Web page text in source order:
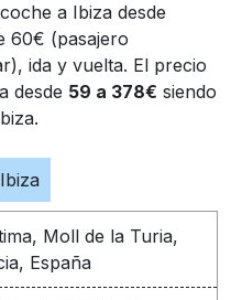
a Ibiza desde
60€ (pasajero
ida y vuelta. El precio
desde 59 a 378€ siendo
Moll de la Turia,
España